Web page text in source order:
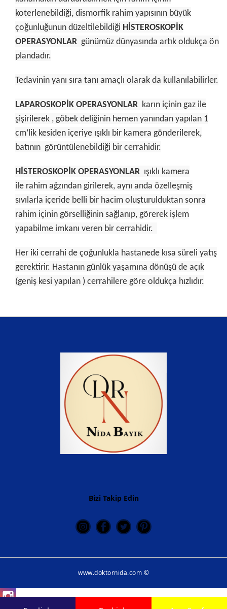
koterlenebildiği, dismorfik rahim yapısının büyük
çoğunluğunun düzeltilebildiği HİSTEROSKOPİK
OPERASYONLAR günümüz dünyasında artık oldukça ön
plandadır.
Tedavinin yanı sıra tanı amaçlı olarak da kullanılabilirler.
LAPAROSKOPİK OPERASYONLAR karın içinin gaz ile
şişirilerek , göbek deliğinin hemen yanından yapılan 1
cm’lik kesiden içeriye ışıklı bir kamera gönderilerek,
batının görüntülenebildiği bir cerrahidir.
HİSTEROSKOPİK OPERASYONLAR ışıklı kamera
ile rahim ağzından girilerek, aynı anda özelleşmiş
sıvılarla içeride belli bir hacim oluşturulduktan sonra
rahim içinin görselliğinin sağlanıp, görerek işlem
yapabilme imkanı veren bir cerrahidir.
Her iki cerrahi de çoğunlukla hastanede kısa süreli yatış
gerektirir. Hastanın günlük yaşamına dönüşü de açık
(geniş kesi yapılan ) cerrahilere göre oldukça hızlıdır.
Bizi Takip Edin
www.doktornida.com ©